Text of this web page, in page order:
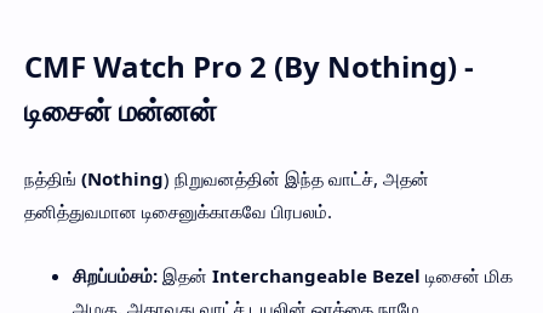
CMF Watch Pro 2 (By Nothing) -
டிசைன் மன்னன்
நத்திங் (Nothing) நிறுவனத்தின் இந்த வாட்ச், அதன்
தனித்துவமான டிசைனுக்காகவே பிரபலம்.
சிறப்பம்சம்: இதன் Interchangeable Bezel டிசைன் மிக
அழகு. அதாவது வாட்ச் டயலின் ஓரத்தை நாமே